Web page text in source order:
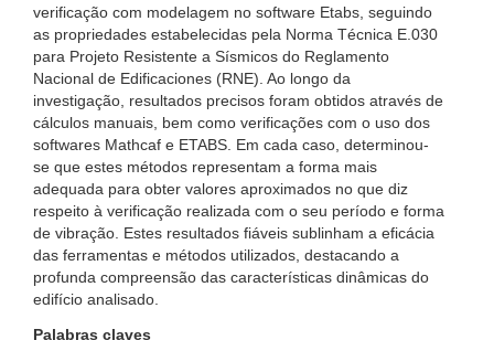
verificação com modelagem no software Etabs, seguindo
as propriedades estabelecidas pela Norma Técnica E.030
para Projeto Resistente a Sísmicos do Reglamento
Nacional de Edificaciones (RNE). Ao longo da
investigação, resultados precisos foram obtidos através de
cálculos manuais, bem como verificações com o uso dos
softwares Mathcaf e ETABS. Em cada caso, determinou-
se que estes métodos representam a forma mais
adequada para obter valores aproximados no que diz
respeito à verificação realizada com o seu período e forma
de vibração. Estes resultados fiáveis sublinham a eficácia
das ferramentas e métodos utilizados, destacando a
profunda compreensão das características dinâmicas do
edifício analisado.
Palabras claves